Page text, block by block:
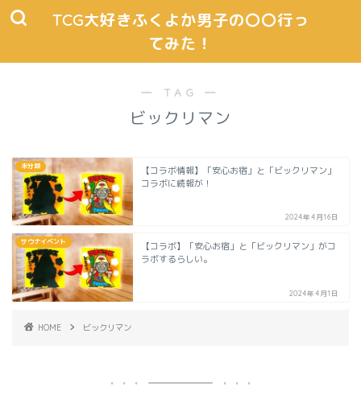
TCG大好きふくよか男子の〇〇行っ
てみた！
― TAG ―
ビックリマン
未分類
【コラボ情報】「安心お宿」と「ビックリマン」
コラボに続報が！
2024年4月16日
サウナイベント
【コラボ】「安心お宿」と「ビックリマン」がコ
ラボするらしい。
2024年4月1日
HOME ビックリマン